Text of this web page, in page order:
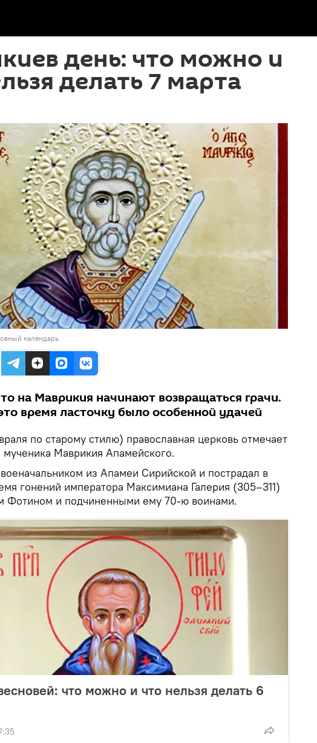
день: что можно и
делать 7 марта
календарь
на Маврикия начинают возвращаться грачи.
время ласточку было особенной удачей
по старому стилю) православная церковь отмечает
мученика Маврикия Апамейского.
из Апамеи Сирийской и по­стра­дал в
гонений императора Максимиана Галерия (305–311)
Фотином и подчиненными ему 70-ю воинами.
что можно и что нельзя делать 6